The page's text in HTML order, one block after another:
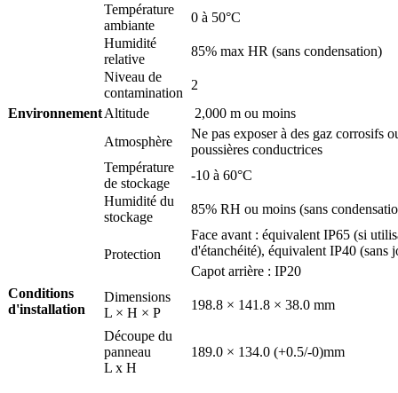
Environnement
Température
ambiante
0 à 50°C
Humidité
relative
85% max HR (sans condensation)
Niveau de
contamination
2
Altitude
2,000 m ou moins
Atmosphère
Ne pas exposer à des gaz corrosifs
poussières conductrices
Température
de stockage
-10 à 60°C
Humidité du
stockage
85% RH ou moins (sans
Conditions
d'installation
Protection
Face avant : équivalent IP65 (si
d'étanchéité), équivalent IP40 (sans
Capot arrière : IP20
Dimensions
L × H × P
198.8 × 141.8 × 38.0 mm
Découpe du
panneau
L x H
189.0 × 134.0 (+0.5/-0)mm